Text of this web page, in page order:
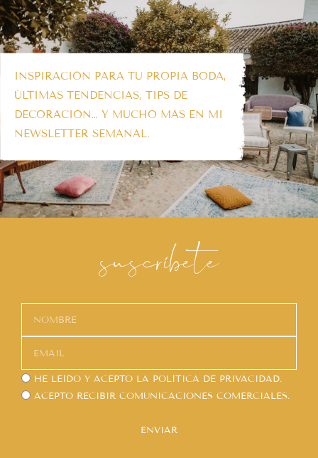
INSPIRACIÓN PARA TU PROPIA BODA,
ÚLTIMAS TENDENCIAS, TIPS DE
DECORACIÓN… Y MUCHO MÁS EN MI
NEWSLETTER SEMANAL.
suscríbete
HE LEÍDO Y ACEPTO LA POLÍTICA DE PRIVACIDAD.
ACEPTO RECIBIR COMUNICACIONES COMERCIALES.
ENVIAR